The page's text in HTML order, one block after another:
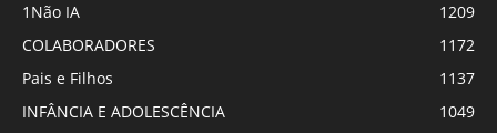
1Não IA
1209
COLABORADORES
1172
Pais e Filhos
1137
INFÂNCIA E ADOLESCÊNCIA
1049